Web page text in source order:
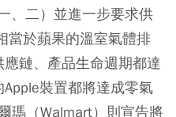
、二）並進一步要求供
當於蘋果的溫室氣體排
鏈、產品生命週期都達
裝置都將達成零氣
瑪（Walmart）則宣告將